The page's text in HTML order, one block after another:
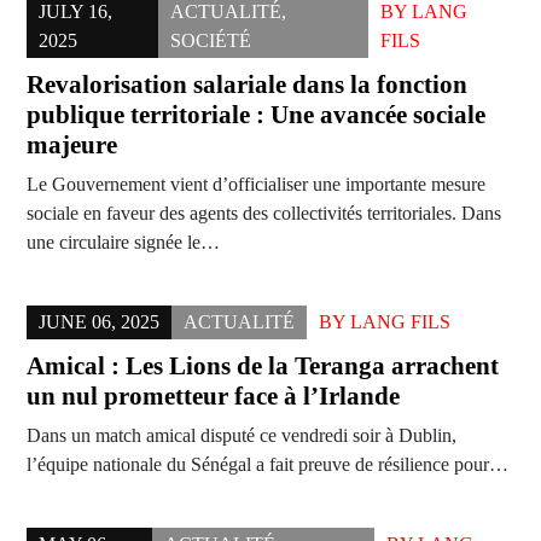
JULY 16,
2025
ACTUALITÉ,
SOCIÉTÉ
BYLANG
FILS
Revalorisation salariale dans la fonction
publique territoriale : Une avancée sociale
majeure
Le Gouvernement vient d’officialiser une importante mesure
sociale en faveur des agents des collectivités territoriales. Dans
une circulaire signée le…
JUNE 06, 2025 ACTUALITÉ BY LANG FILS
Amical : Les Lions de la Teranga arrachent
un nul prometteur face à l’Irlande
Dans un match amical disputé ce vendredi soir à Dublin,
l’équipe nationale du Sénégal a fait preuve de résilience pour…